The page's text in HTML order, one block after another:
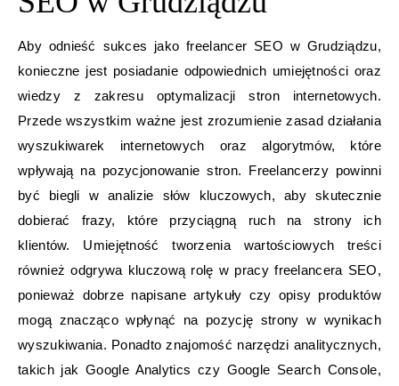
Aby odnieść sukces jako freelancer SEO w Grudziądzu,
konieczne jest posiadanie odpowiednich umiejętności oraz
wiedzy z zakresu optymalizacji stron internetowych.
Przede wszystkim ważne jest zrozumienie zasad działania
wyszukiwarek internetowych oraz algorytmów, które
wpływają na pozycjonowanie stron. Freelancerzy powinni
być biegli w analizie słów kluczowych, aby skutecznie
dobierać frazy, które przyciągną ruch na strony ich
klientów. Umiejętność tworzenia wartościowych treści
również odgrywa kluczową rolę w pracy freelancera SEO,
ponieważ dobrze napisane artykuły czy opisy produktów
mogą znacząco wpłynąć na pozycję strony w wynikach
wyszukiwania. Ponadto znajomość narzędzi analitycznych,
takich jak Google Analytics czy Google Search Console,